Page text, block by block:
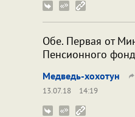
Обе. Первая от
Пенсионного
Медведь-хохотун
13.07.18
14:19